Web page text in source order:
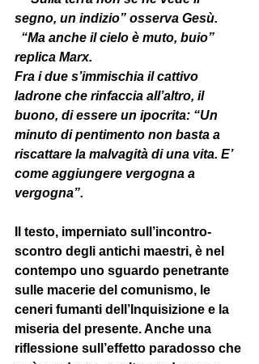
segno, un indizio” osserva Gesù.
“Ma anche il cielo è muto, buio”
replica Marx.
Fra i due s’immischia il cattivo
ladrone che rinfaccia all’altro, il
buono, di essere un ipocrita: “Un
minuto di pentimento non basta a
riscattare la malvagità di una vita. E’
come aggiungere vergogna a
vergogna”.
Il testo, imperniato sull’incontro-
scontro degli antichi maestri, è nel
contempo uno sguardo penetrante
sulle macerie del comunismo, le
ceneri fumanti dell’Inquisizione e la
miseria del presente. Anche una
riflessione sull’effetto paradosso che